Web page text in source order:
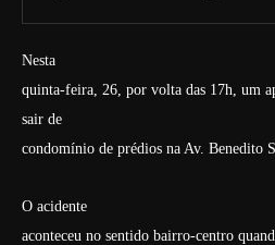
Nesta
quinta-feira, 26, por volta das 17h, um
sair de
condomínio de prédios na Av. Benedito
O acidente
aconteceu no sentido bairro-centro